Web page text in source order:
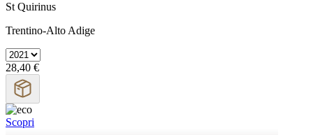
St Quirinus
Trentino-Alto Adige
28,40 €
Scopri